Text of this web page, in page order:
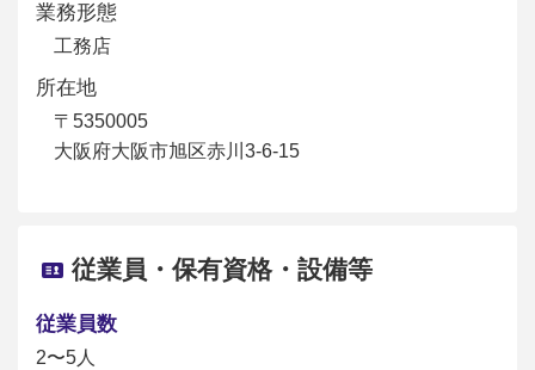
業務形態
工務店
所在地
〒5350005
大阪府大阪市旭区赤川3-6-15
従業員・保有資格・設備等
従業員数
2〜5人